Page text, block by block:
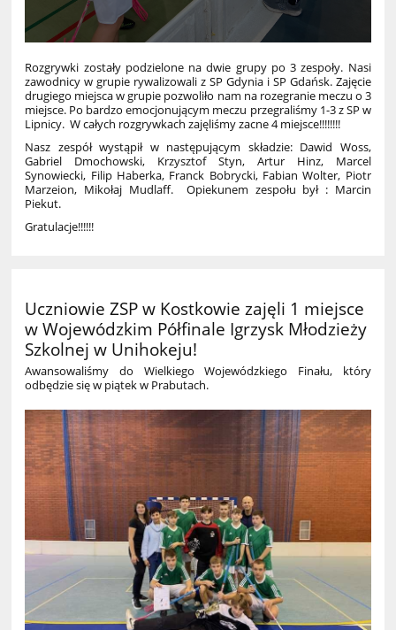
Rozgrywki zostały podzielone na dwie grupy po 3 zespoły. Nasi
zawodnicy w grupie rywalizowali z SP Gdynia i SP Gdańsk. Zajęcie
drugiego miejsca w grupie pozwoliło nam na rozegranie meczu o 3
miejsce. Po bardzo emocjonującym meczu przegraliśmy 1-3 z SP w
Lipnicy. W całych rozgrywkach zajęliśmy zacne 4 miejsce!!!!!!!!
Nasz zespół wystąpił w następującym składzie: Dawid Woss,
Gabriel Dmochowski, Krzysztof Styn, Artur Hinz, Marcel
Synowiecki, Filip Haberka, Franck Bobrycki, Fabian Wolter, Piotr
Marzeion, Mikołaj Mudlaff. Opiekunem zespołu był : Marcin
Piekut.
Gratulacje!!!!!!
Uczniowie ZSP w Kostkowie zajęli 1 miejsce
w Wojewódzkim Półfinale Igrzysk Młodzieży
Szkolnej w Unihokeju!
Awansowaliśmy do Wielkiego Wojewódzkiego Finału, który
odbędzie się w piątek w Prabutach.